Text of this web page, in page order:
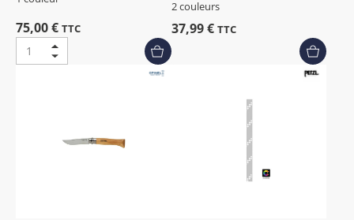
75,00 € TTC
2 couleurs
37,99 € TTC